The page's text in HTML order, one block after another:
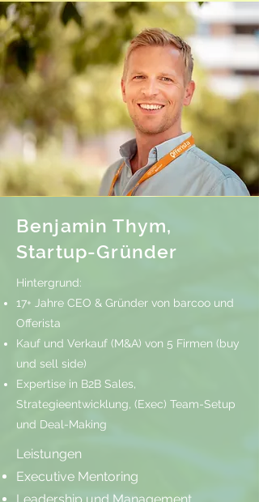
Benjamin Thym,
Startup-Gründer
​Hintergrund:
17+ Jahre CEO & Gründer von barcoo und
Offerista
Kauf und Verkauf (M&A) von 5 Firmen (buy
und sell side)
Expertise in B2B Sales,
Strategieentwicklung, (Exec) Team-Setup
und Deal-Making
Leistungen​
Executive Mentoring